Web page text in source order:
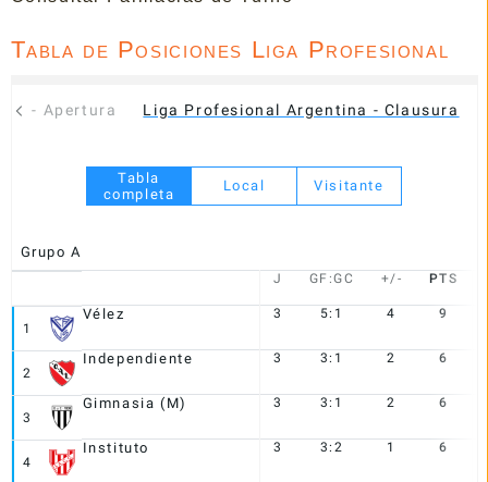
Tabla de Posiciones Liga Profesional
- Apertura Liga Profesional Argentina - Clausura
Tabla
completa
Local Visitante
Grupo A
J GF:GC +/- PTS
1
Vélez 3 5:1 4 9
2
Independiente 3 3:1 2 6
3
Gimnasia (M) 3 3:1 2 6
4
Instituto 3 3:2 1 6